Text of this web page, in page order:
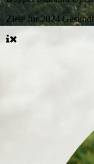
Ziele für 2024